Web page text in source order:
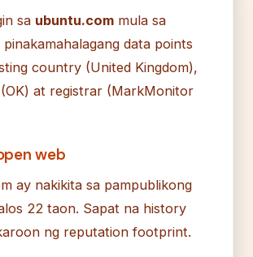
sa ubuntu.com mula sa
pinakamahalagang data points
country (United Kingdom),
at registrar (MarkMonitor
web
ay nakikita sa pampublikong
22 taon. Sapat na history
ng reputation footprint.